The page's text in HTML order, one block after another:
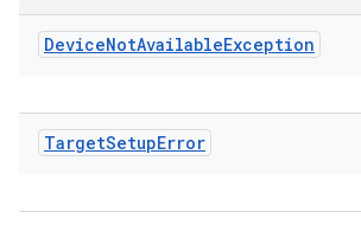
DeviceNotAvailableException
TargetSetupError